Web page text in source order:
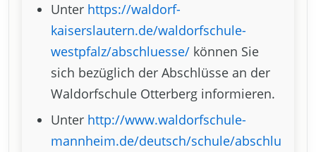
Unter https://waldorf-
kaiserslautern.de/waldorfschule-
westpfalz/abschluesse/ können Sie
sich bezüglich der Abschlüsse an der
Waldorfschule Otterberg informieren.
Unter http://www.waldorfschule-
mannheim.de/deutsch/schule/abschlu